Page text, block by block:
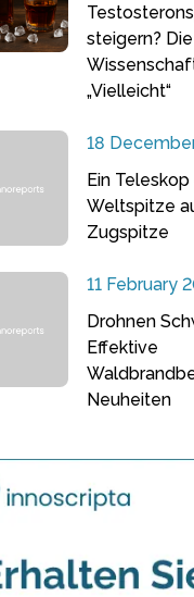
steigern? Die
„Vielleicht“
18
Ein
Weltspitze
Zugspitze
11 February
Drohnen
Effektive
Neuheiten